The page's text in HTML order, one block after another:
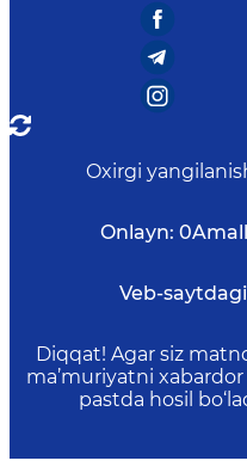
Oxirgi
Onlayn: 0
Veb-
Diqqat! Agar siz
ma’muriyatni
pastda hosil